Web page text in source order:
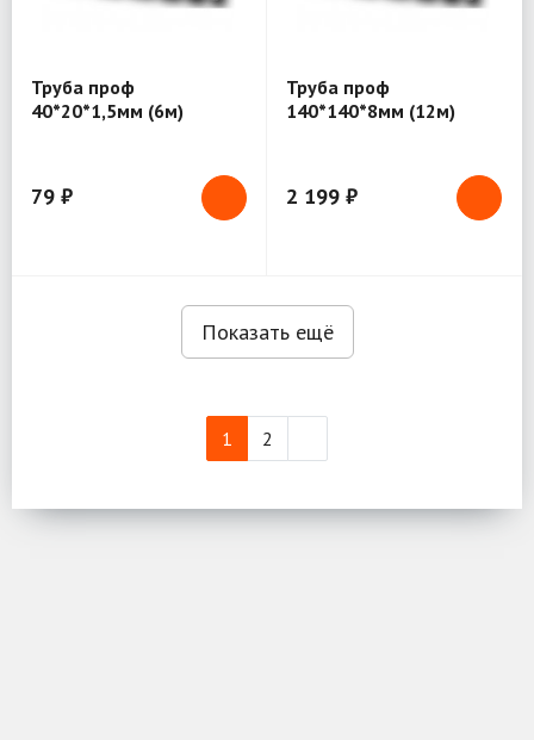
Труба проф
40*20*1,5мм (6м)
79 ₽
Труба проф
140*140*8мм (12м)
2 199 ₽
Показать ещё
1 2